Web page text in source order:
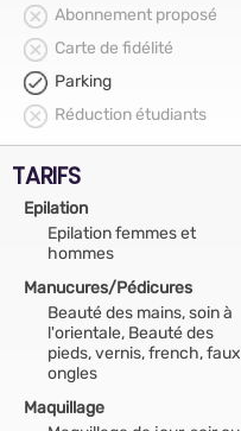
Abonnement proposé
Carte de fidélité
Parking
Réduction étudiants
TARIFS
Epilation
Epilation femmes et
hommes
Manucures/Pédicures
Beauté des mains, soin à
l'orientale, Beauté des
pieds, vernis, french, faux
ongles
Maquillage